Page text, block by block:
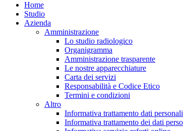
Home
Studio
Azienda
Amministrazione
Lo studio radiologico
Organigramma
Amministrazione trasparente
Le nostre apparecchiature
Carta dei servizi
Responsabilità e Codice Etico
Termini e condizioni
Altro
Informativa trattamento dati personali
Informativa trattamento dei dati